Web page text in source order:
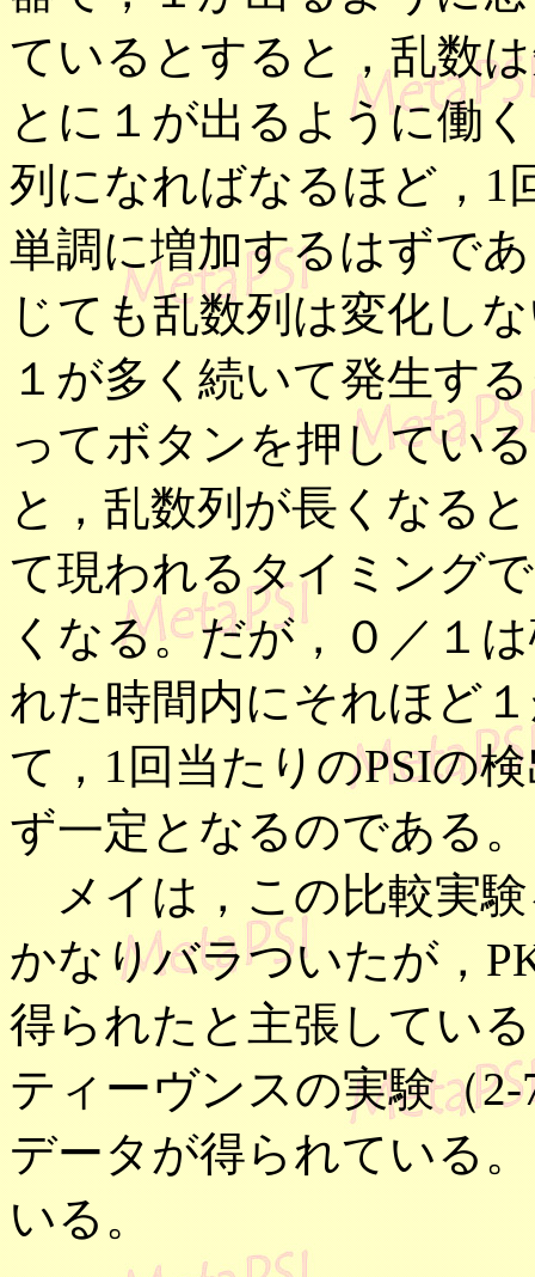
ているとすると，乱数
とに１が出るように働
列になればなるほど，1
単調に増加するはずで
じても乱数列は変化し
１が多く続いて発生す
ってボタンを押してい
と，乱数列が長くなる
て現われるタイミング
くなる。だが，０／１
れた時間内にそれほど
て，1回当たりのPSIの
ず一定となるのである。
メイは，この比較実
かなりバラついたが，
得られたと主張してい
ティーヴンスの実験（
データが得られている
いる。